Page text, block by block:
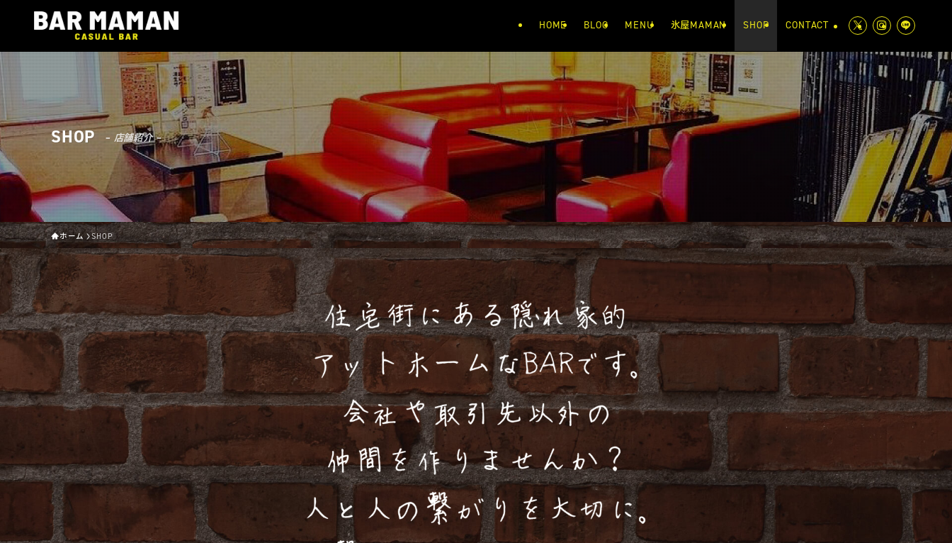
HOME BLOG MENU 氷屋MAMAN SHOP CONTACT
SHOP – 店舗紹介 –
ホーム SHOP